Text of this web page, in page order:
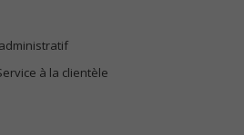
à la clientèle